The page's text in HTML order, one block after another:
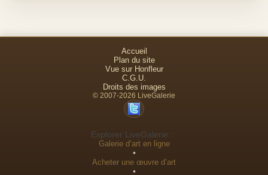
Accueil
Plan du site
Vue sur Honfleur
C.G.U.
Droits des images
© 2007-2026 LiveGalerie
Explorer LiveGalerie :
Galerie d’art en ligne
•
Acheter une œuvre d’art
•